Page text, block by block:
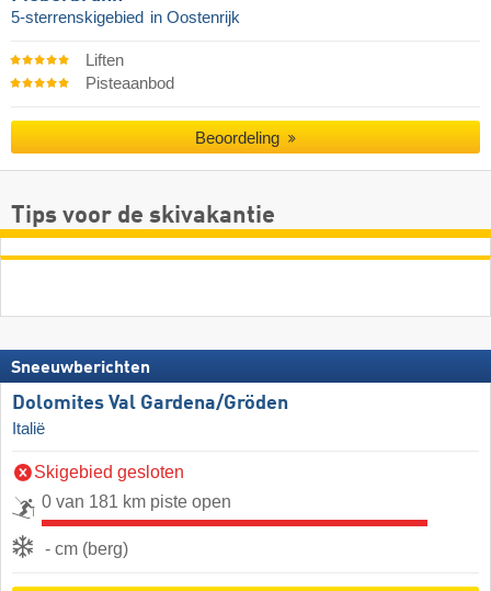
5-sterrenskigebied in Oostenrijk
Liften
Pisteaanbod
Beoordeling
Tips voor de skivakantie
Sneeuwberichten
Dolomites Val Gardena/​Gröden
Italië
Skigebied gesloten
0 van 181 km piste open
- cm (berg)